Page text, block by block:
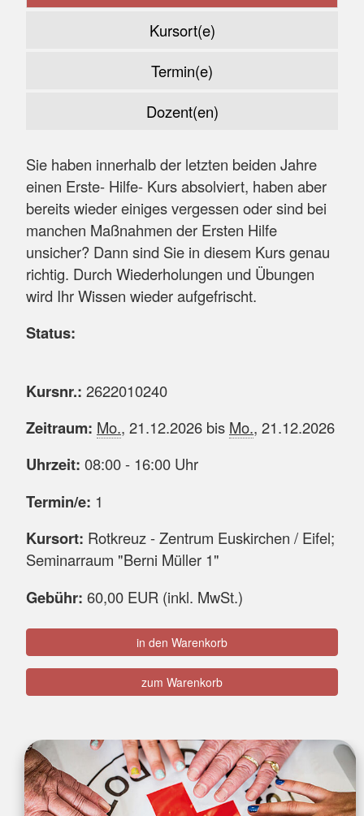
Kursort(e)
Termin(e)
Dozent(en)
Sie haben innerhalb der letzten beiden Jahre
einen Erste- Hilfe- Kurs absolviert, haben aber
bereits wieder einiges vergessen oder sind bei
manchen Maßnahmen der Ersten Hilfe
unsicher? Dann sind Sie in diesem Kurs genau
richtig. Durch Wiederholungen und Übungen
wird Ihr Wissen wieder aufgefrischt.
Status:
Kursnr.: 2622010240
Zeitraum: Mo., 21.12.2026 bis Mo., 21.12.2026
Uhrzeit: 08:00 - 16:00 Uhr
Termin/e: 1
Kursort: Rotkreuz - Zentrum Euskirchen / Eifel;
Seminarraum "Berni Müller 1"
Gebühr: 60,00 EUR (inkl. MwSt.)
in den Warenkorb
zum Warenkorb